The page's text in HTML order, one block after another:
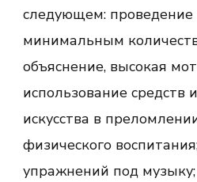
следующем: проведение
минимальным
объяснение, высокая
использование средств
искусства в
физического
упражнений под музыку;